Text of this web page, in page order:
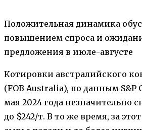
Положительная динамика
повышением спроса и
предложения в июле-августе
Котировки австралийского
(FOB Australia), по данным S&P
мая 2024 года незначительно
до $242/т. В то же время, за